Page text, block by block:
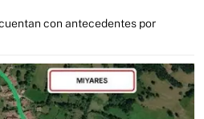
con antecedentes por